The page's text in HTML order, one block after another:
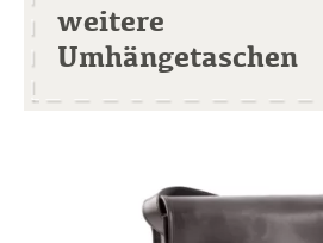
weitere
Umhängetaschen